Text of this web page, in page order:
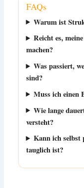
FAQs
Warum ist
Reicht es,
machen?
Was passiert,
sind?
Muss ich einen
Wie lange
versteht?
Kann ich selbst
tauglich ist?